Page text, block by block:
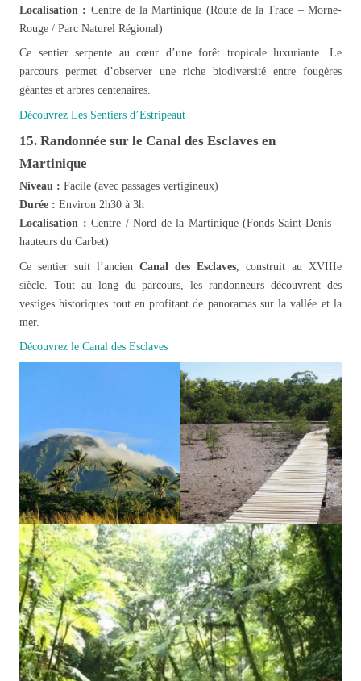
Localisation : Centre de la Martinique (Route de la Trace – Morne-
Rouge / Parc Naturel Régional)
Ce sentier serpente au cœur d’une forêt tropicale luxuriante. Le
parcours permet d’observer une riche biodiversité entre fougères
géantes et arbres centenaires.
Découvrez Les Sentiers d’Estripeaut
15. Randonnée sur le Canal des Esclaves en
Martinique
Niveau : Facile (avec passages vertigineux)
Durée : Environ 2h30 à 3h
Localisation : Centre / Nord de la Martinique (Fonds-Saint-Denis –
hauteurs du Carbet)
Ce sentier suit l’ancien Canal des Esclaves , construit au XVIIIe
siècle. Tout au long du parcours, les randonneurs découvrent des
vestiges historiques tout en profitant de panoramas sur la vallée et la
mer.
Découvrez le Canal des Esclaves